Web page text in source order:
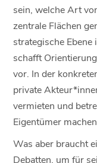
sein, welche Art
zentrale Flächen
strategische Ebene
schafft
vor. In der
private
vermieten und
Eigentümer
Was aber braucht
Debatten, um für